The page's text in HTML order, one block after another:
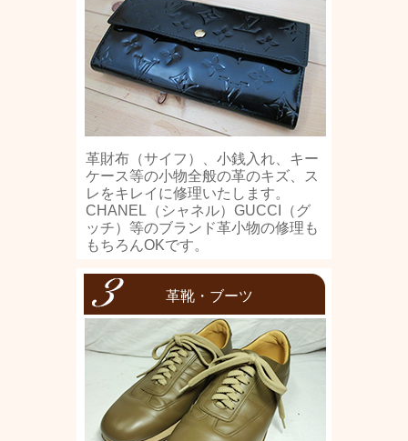
革財布（サイフ）、小銭入れ、キー
ケース等の小物全般の革のキズ、ス
レをキレイに修理いたします。
CHANEL（シャネル）GUCCI（グ
ッチ）等のブランド革小物の修理も
もちろんOKです。
革靴・ブーツ